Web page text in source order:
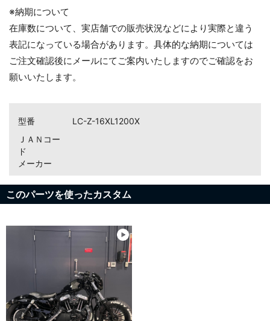
※納期について
在庫数について、実店舗での販売状況などにより実際と違う
表記になっている場合があります。具体的な納期については
ご注文確認後にメールにてご案内いたしますのでご確認をお
願いいたします。
型番
LC-Z-16XL1200X
ＪＡＮコー
ド
メーカー
このパーツを使ったカスタム